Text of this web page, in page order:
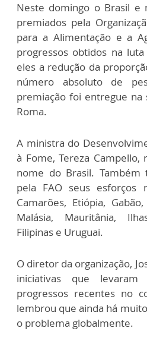
Neste domingo o Brasil e
premiados pela
para a Alimentação e a
progressos obtidos na
eles a redução da
número absoluto de
premiação foi entregue na
Roma.
A ministra do
à Fome, Tereza
nome do Brasil. Também
pela FAO seus esforços
Camarões, Etiópia,
Malásia, Mauritânia,
Filipinas e Uruguai.
O diretor da organização,
iniciativas que
progressos recentes no
lembrou que ainda há
o problema globalmente.